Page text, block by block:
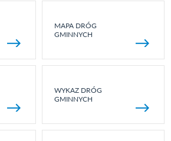
MAPA DRÓG
GMINNYCH
WYKAZ DRÓG
GMINNYCH